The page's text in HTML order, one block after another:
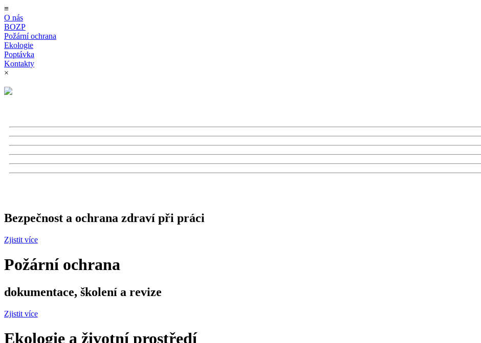
≡
O nás
BOZP
Požární ochrana
Ekologie
Poptávka
Kontakty
×
Bezpečnost a ochrana zdraví při práci
Zjistit více
Požární ochrana
dokumentace, školení a revize
Zjistit více
Ekologie a životní prostředí